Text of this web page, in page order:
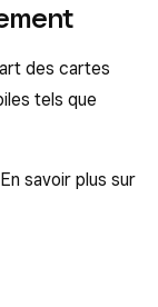
des cartes
tels que
savoir plus sur